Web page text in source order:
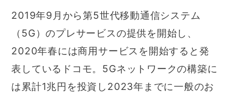
2019年9月から第5世代移動通信システム
（5G）のプレサービスの提供を開始し、
2020年春には商用サービスを開始すると発
表しているドコモ。5Gネットワークの構築に
は累計1兆円を投資し2023年までに一般のお